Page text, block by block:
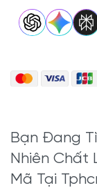
việc
gỗ
tài lộc.
chủ
việc gỗ
nay
Bạn Đang
Nhiên Chất
Mã Tại